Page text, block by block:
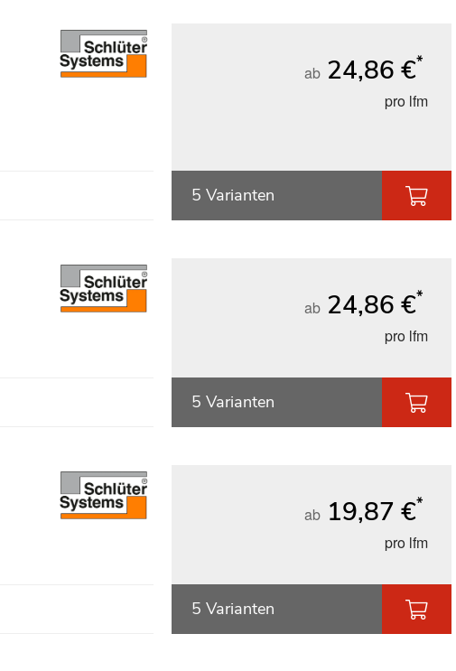
ab 24,86 €*
pro lfm
5 Varianten
ab 24,86 €*
pro lfm
5 Varianten
ab 19,87 €*
pro lfm
5 Varianten